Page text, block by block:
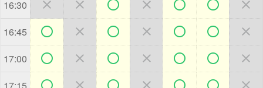
16:30       
16:45       
17:00       
17:15       